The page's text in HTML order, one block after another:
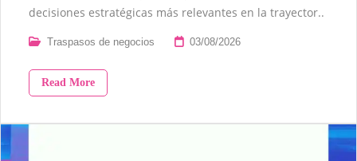
decisiones estratégicas más relevantes en la trayector..
Traspasos de negocios 03/08/2026
Read More